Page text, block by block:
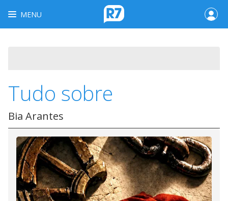
MENU
Tudo sobre
Bia Arantes